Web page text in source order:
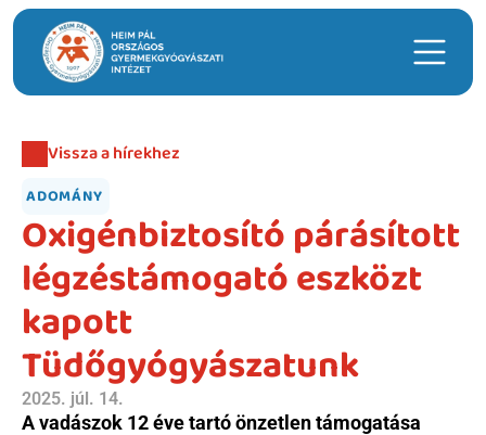
Hasznos linkek
Időpontfoglalás
Intézeti ügyeleti ellátás
Hírek
Telephelyek
Anyatejgyűjtő
Adományozás
Vissza a hírekhez
ADOMÁNY
Oxigénbiztosító párásított
légzéstámogató eszközt
kapott
Tüdőgyógyászatunk
2025. júl. 14.
A vadászok 12 éve tartó önzetlen támogatása